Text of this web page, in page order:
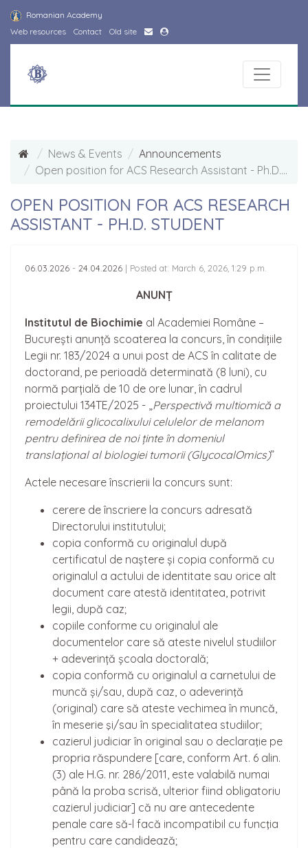
Romanian Academy
Web resources
Contact Old site
News & Events
Announcements
Open position for ACS Research Assistant - Ph.D. student
OPEN POSITION FOR ACS RESEARCH
ASSISTANT - PH.D. STUDENT
06.03.2026 - 24.04.2026 | Posted at: March 6, 2026, 1:29 p.m.
ANUNȚ
Institutul de Biochimie al Academiei Române –
București anunță scoaterea la concurs, în condițiile
Legii nr. 183/2024 a unui post de ACS în calitate de
doctorand, pe perioadă determinată (8 luni), cu
normă parțială de 10 de ore lunar, în cadrul
proiectului 134TE/2025 - „Perspectivă multiomică a
remodelării glicocalixului celulelor de melanom
pentru definirea de noi ținte în domeniul
translațional al biologiei tumorii (GlycocalOmics)”
Actele necesare înscrierii la concurs sunt:
cerere de înscriere la concurs adresată
Directorului institutului;
copia conformă cu originalul după
certificatul de naștere și copia conformă cu
originalul a actului de identitate sau orice alt
document care atestă identitatea, potrivit
legii, după caz;
copiile conforme cu originalul ale
documentelor care să ateste nivelul studiilor
+ adeverință școala doctorală;
copia conformă cu originalul a carnetului de
muncă și/sau, după caz, o adeverinţă
(original) care să ateste vechimea în muncă,
în meserie şi/sau în specialitatea studiilor;
cazierul judiciar în original sau o declaraţie pe
propria răspundere [care, conform Art. 6 alin.
(3) ale H.G. nr. 286/2011, este valabilă numai
până la proba scrisă, ulterior fiind obligatoriu
cazierul judiciar] că nu are antecedente
penale care să-l facă incompatibil cu funcţia
pentru care candidează;